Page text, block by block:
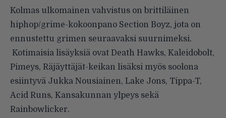
Kolmas ulkomainen vahvistus on brittiläinen
hiphop/grime-kokoonpano Section Boyz, jota on
ennustettu grimen seuraavaksi suurnimeksi.
Kotimaisia lisäyksiä ovat Death Hawks, Kaleidobolt,
Pimeys, Räjäyttäjät-keikan lisäksi myös soolona
esiintyvä Jukka Nousiainen, Lake Jons, Tippa-T,
Acid Runs, Kansakunnan ylpeys sekä
Rainbowlicker.